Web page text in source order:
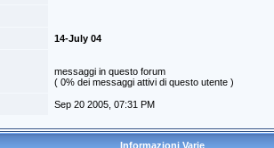
14-July 04
messaggi in questo forum
( 0% dei messaggi attivi di questo utente )
Sep 20 2005, 07:31 PM
Informazioni Varie